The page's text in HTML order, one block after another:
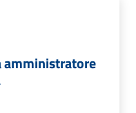
amministratore